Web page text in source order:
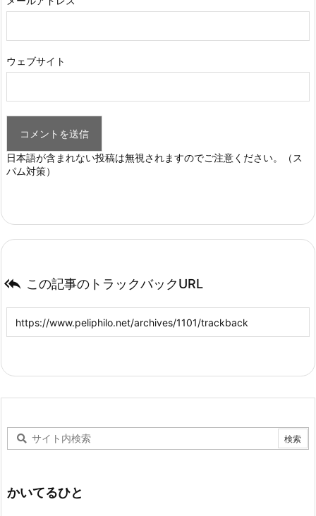
ウェブサイト
日本語が含まれない投稿は無視されますのでご注意ください。（ス
パム対策）
 この記事のトラックバックURL
かいてるひと